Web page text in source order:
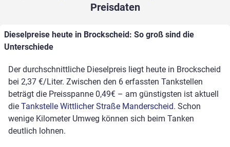
Preisdaten
Dieselpreise heute in Brockscheid: So groß sind die
Unterschiede
Der durchschnittliche Dieselpreis liegt heute in Brockscheid
bei 2,37 €/Liter. Zwischen den 6 erfassten Tankstellen
beträgt die Preisspanne 0,49€ – am günstigsten ist aktuell
die Tankstelle Wittlicher Straße Manderscheid. Schon
wenige Kilometer Umweg können sich beim Tanken
deutlich lohnen.